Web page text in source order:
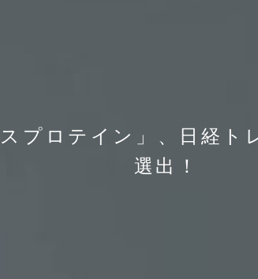
プロテイン」、日経ト
選出！